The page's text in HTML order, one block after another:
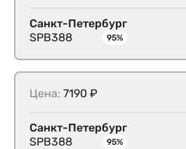
Санкт-Петербург
SPB388
95%
Цена: 7190 ₽
Санкт-Петербург
SPB388
95%